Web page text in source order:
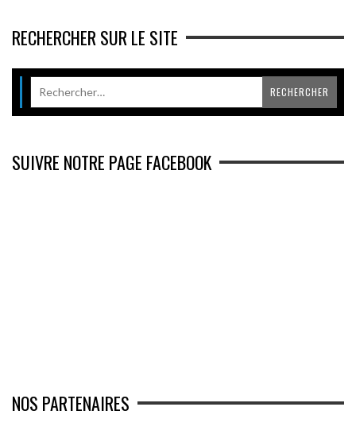
RECHERCHER SUR LE SITE
SUIVRE NOTRE PAGE FACEBOOK
NOS PARTENAIRES